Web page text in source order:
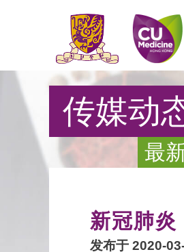
传媒动
最
新冠肺
发布于 2020-